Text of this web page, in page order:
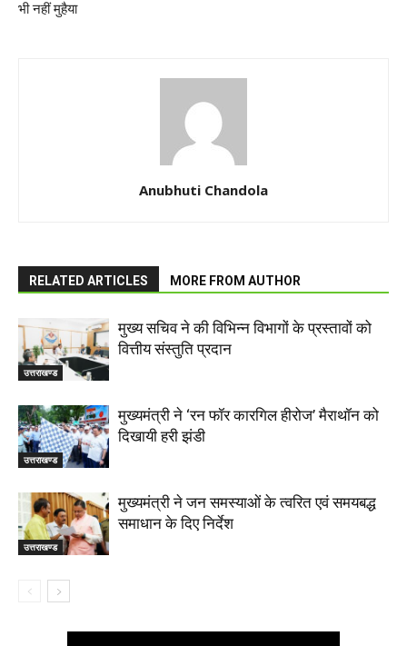
भी नहीं मुहैया
Anubhuti Chandola
RELATED ARTICLES MORE FROM AUTHOR
उत्तराखण्ड
मुख्य सचिव ने की विभिन्न विभागों के प्रस्तावों को
वित्तीय संस्तुति प्रदान
उत्तराखण्ड
मुख्यमंत्री ने ‘रन फॉर कारगिल हीरोज’ मैराथॉन को
दिखायी हरी झंडी
उत्तराखण्ड
मुख्यमंत्री ने जन समस्याओं के त्वरित एवं समयबद्ध
समाधान के दिए निर्देश